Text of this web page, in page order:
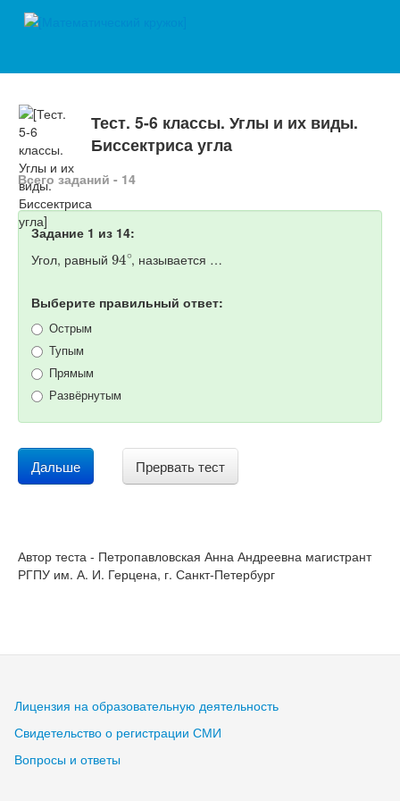
Тест. 5-6 классы. Углы и их виды.
Биссектриса угла
Всего заданий - 14
Задание 1 из 14:
Угол, равный
∘, называется …
Выберите правильный ответ:
Острым
Тупым
Прямым
Развёрнутым
Дальше Прервать тест
Автор теста - Петропавловская Анна Андреевна магистрант
РГПУ им. А. И. Герцена, г. Санкт-Петербург
Лицензия на образовательную деятельность
Свидетельство о регистрации СМИ
Вопросы и ответы